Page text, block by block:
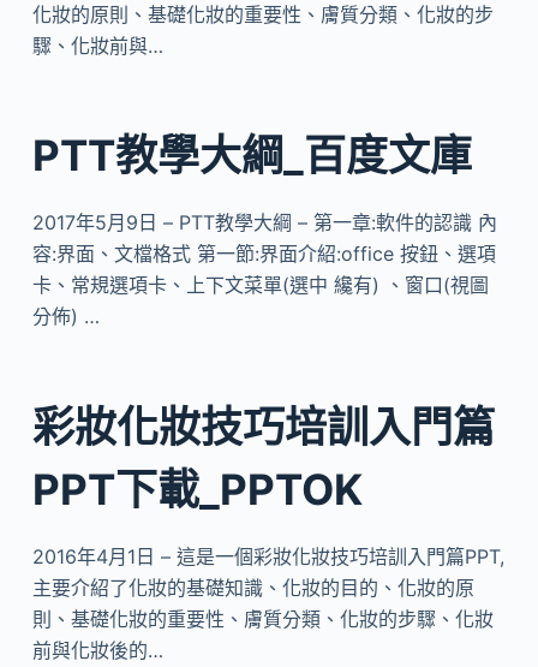
化妝的原則、基礎化妝的重要性、膚質分類、化妝的步
驟、化妝前與…
PTT教學大綱_百度文庫
2017年5月9日 – PTT教學大綱 – 第一章:軟件的認識 內
容:界面、文檔格式 第一節:界面介紹:office 按鈕、選項
卡、常規選項卡、上下文菜單(選中 纔有) 、窗口(視圖
分佈) …
彩妝化妝技巧培訓入門篇
PPT下載_PPTOK
2016年4月1日 – 這是一個彩妝化妝技巧培訓入門篇PPT,
主要介紹了化妝的基礎知識、化妝的目的、化妝的原
則、基礎化妝的重要性、膚質分類、化妝的步驟、化妝
前與化妝後的…